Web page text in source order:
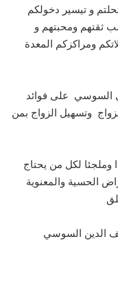
و تيسير دخولكم
ثقتهم ومحبتهم و
ومراكزكم المعدة
السوسي على فوائد
وتسهيل الزواج بمن
وملجئا لكل من يحتاج
الحسية والمعنوية
الدين السوسي